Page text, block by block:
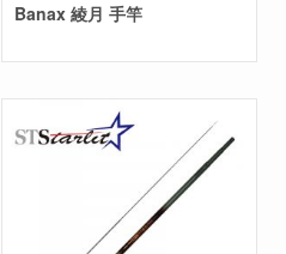
Banax 綾月 手竿